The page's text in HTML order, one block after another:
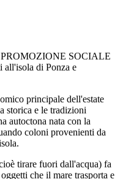
SOCIALE
all'isola di Ponza e
principale dell'estate
storica e le tradizioni
autoctona nata con la
coloni provenienti da
tirare fuori dall'acqua) fa
che il mare trasporta e